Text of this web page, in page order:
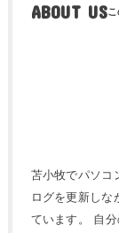
ABOUT US
苫小牧でパソコ
ログを更新しな
ています。 自